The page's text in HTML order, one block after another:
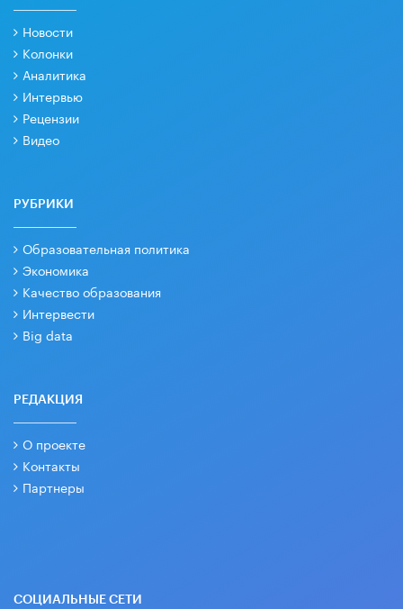
Новости
Колонки
Аналитика
Интервью
Рецензии
Видео
РУБРИКИ
Образовательная политика
Экономика
Качество образования
Интервести
Big data
РЕДАКЦИЯ
О проекте
Контакты
Партнеры
СОЦИАЛЬНЫЕ СЕТИ